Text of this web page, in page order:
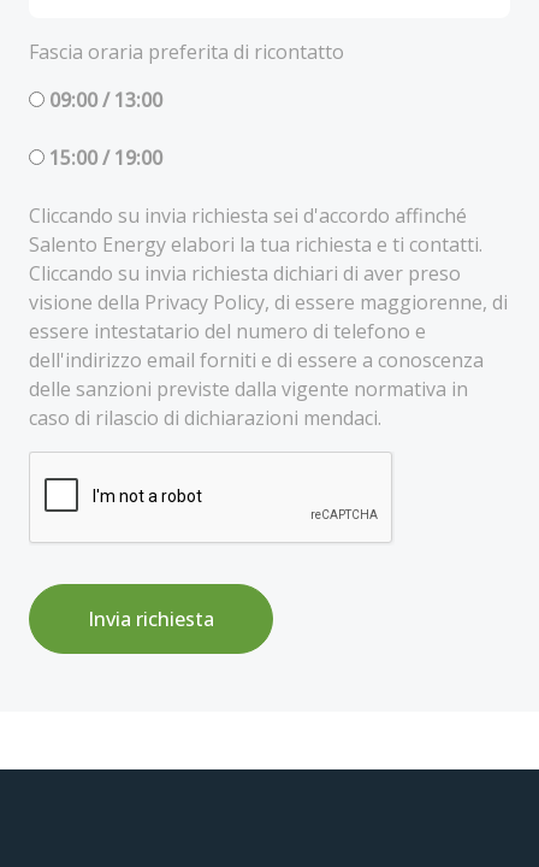
Fascia oraria preferita di ricontatto
09:00 / 13:00
15:00 / 19:00
Cliccando su invia richiesta sei d'accordo affinché
Salento Energy elabori la tua richiesta e ti contatti.
Cliccando su invia richiesta dichiari di aver preso
visione della Privacy Policy, di essere maggiorenne, di
essere intestatario del numero di telefono e
dell'indirizzo email forniti e di essere a conoscenza
delle sanzioni previste dalla vigente normativa in
caso di rilascio di dichiarazioni mendaci.
Invia richiesta